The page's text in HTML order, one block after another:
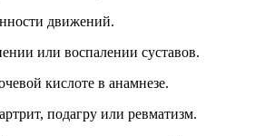
движений.
или воспалении суставов.
кислоте в анамнезе.
подагру или ревматизм.